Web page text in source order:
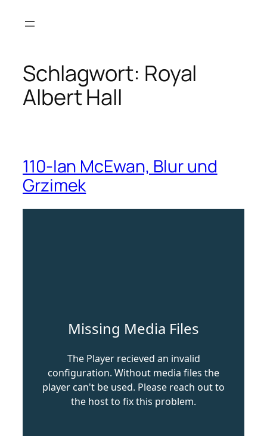
Inhalt
Schlagwort: Royal
Albert Hall
110-Ian McEwan, Blur und
Grzimek